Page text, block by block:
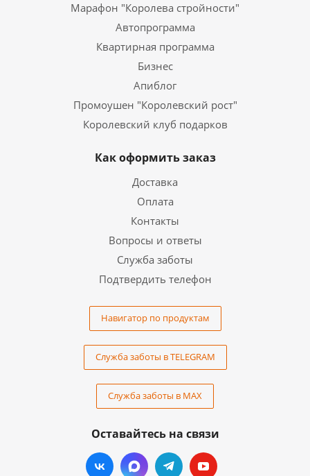
Марафон "Королева стройности"
Автопрограмма
Квартирная программа
Бизнес
Апиблог
Промоушен "Королевский рост"
Королевский клуб подарков
Как оформить заказ
Доставка
Оплата
Контакты
Вопросы и ответы
Служба заботы
Подтвердить телефон
Навигатор по продуктам
Служба заботы в TELEGRAM
Служба заботы в MAX
Оставайтесь на связи